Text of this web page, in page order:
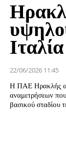
22/06/2026 11:45
Η ΠΑΕ Ηρακλής
αναμετρήσεων
βασικού σταδίου